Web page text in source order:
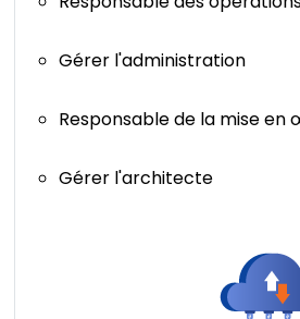
Gérer l'administration
Responsable de la mise en
Gérer l'architecte